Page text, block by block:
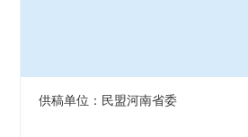
供稿单位：民盟河南省委